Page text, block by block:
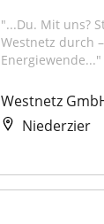
"...Du. Mit uns?
Westnetz durch
Energiewende..."
Westnetz
Niederzier